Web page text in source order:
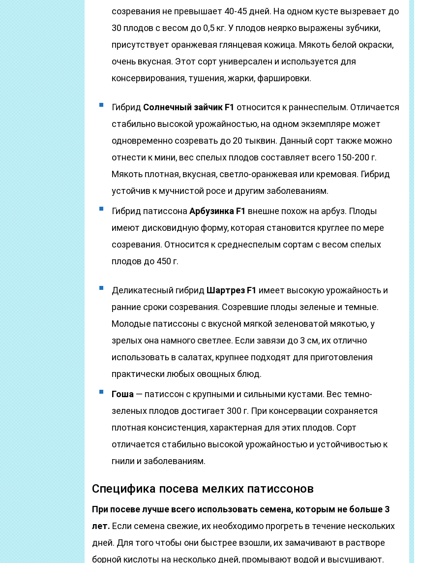
созревания не превышает 40-45 дней. На одном кусте вызревает до
30 плодов с весом до 0,5 кг. У плодов неярко выражены зубчики,
присутствует оранжевая глянцевая кожица. Мякоть белой окраски,
очень вкусная. Этот сорт универсален и используется для
консервирования, тушения, жарки, фаршировки.
Гибрид Солнечный зайчик F1 относится к раннеспелым. Отличается
стабильно высокой урожайностью, на одном экземпляре может
одновременно созревать до 20 тыквин. Данный сорт также можно
отнести к мини, вес спелых плодов составляет всего 150-200 г.
Мякоть плотная, вкусная, светло-оранжевая или кремовая. Гибрид
устойчив к мучнистой росе и другим заболеваниям.
Гибрид патиссона Арбузинка F1 внешне похож на арбуз. Плоды
имеют дисковидную форму, которая становится круглее по мере
созревания. Относится к среднеспелым сортам с весом спелых
плодов до 450 г.
Деликатесный гибрид Шартрез F1 имеет высокую урожайность и
ранние сроки созревания. Созревшие плоды зеленые и темные.
Молодые патиссоны с вкусной мягкой зеленоватой мякотью, у
зрелых она намного светлее. Если завязи до 3 см, их отлично
использовать в салатах, крупнее подходят для приготовления
практически любых овощных блюд.
Гоша — патиссон с крупными и сильными кустами. Вес темно-
зеленых плодов достигает 300 г. При консервации сохраняется
плотная консистенция, характерная для этих плодов. Сорт
отличается стабильно высокой урожайностью и устойчивостью к
гнили и заболеваниям.
Специфика посева мелких патиссонов
При посеве лучше всего использовать семена, которым не больше 3
лет. Если семена свежие, их необходимо прогреть в течение нескольких
дней. Для того чтобы они быстрее взошли, их замачивают в растворе
борной кислоты на несколько дней, промывают водой и высушивают.